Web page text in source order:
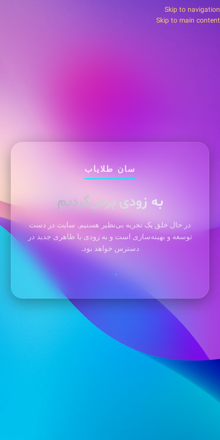
Skip to navigation
Skip to main content
سان طلایاب
به زودی برمی‌گردیم
در حال خلق یک تجربه بی‌نظیر هستیم. سایت در دست
توسعه و بهینه‌سازی است و به زودی با ظاهری جدید در
دسترس خواهد بود.